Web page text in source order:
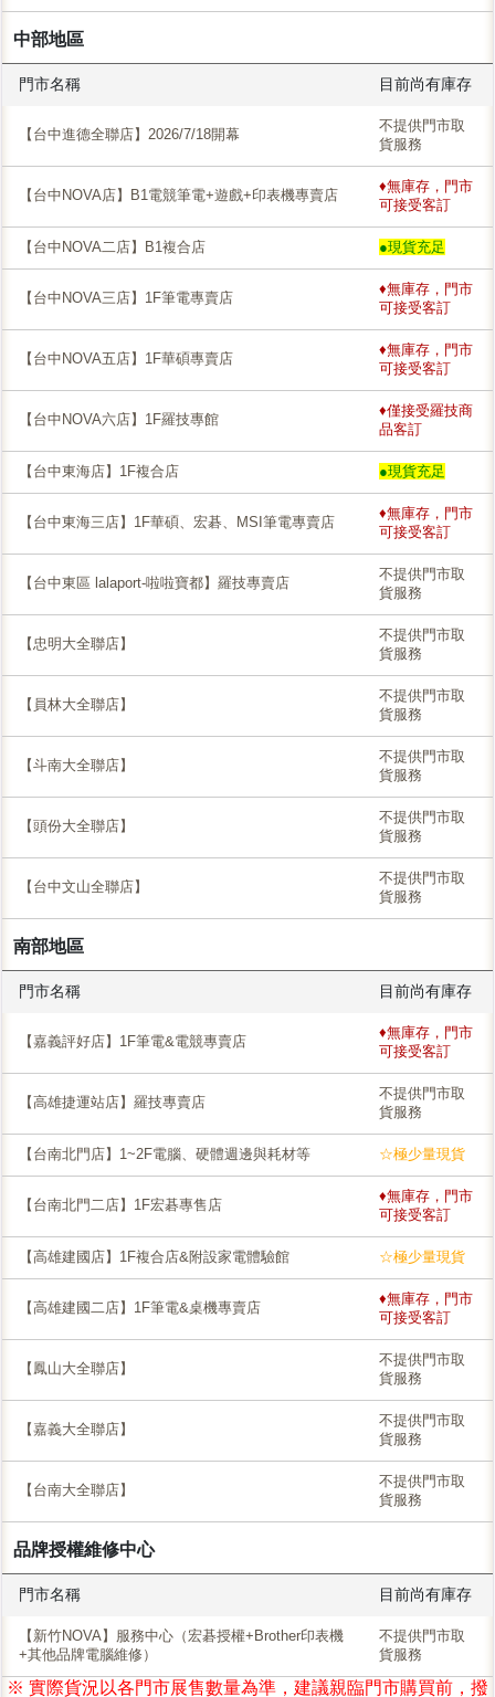
中部地區
門市名稱 目前尚有庫存
【台中進德全聯店】2026/7/18開幕
不提供門市取
貨服務
【台中NOVA店】B1電競筆電+遊戲+印表機專賣店
♦無庫存，門市
可接受客訂
【台中NOVA二店】B1複合店 ●現貨充足
【台中NOVA三店】1F筆電專賣店
♦無庫存，門市
可接受客訂
【台中NOVA五店】1F華碩專賣店
♦無庫存，門市
可接受客訂
【台中NOVA六店】1F羅技專館
♦僅接受羅技商
品客訂
【台中東海店】1F複合店 ●現貨充足
【台中東海三店】1F華碩、宏碁、MSI筆電專賣店
♦無庫存，門市
可接受客訂
【台中東區 lalaport-啦啦寶都】羅技專賣店
不提供門市取
貨服務
【忠明大全聯店】
不提供門市取
貨服務
【員林大全聯店】
不提供門市取
貨服務
【斗南大全聯店】
不提供門市取
貨服務
【頭份大全聯店】
不提供門市取
貨服務
【台中文山全聯店】
不提供門市取
貨服務
南部地區
門市名稱 目前尚有庫存
【嘉義評好店】1F筆電&電競專賣店
♦無庫存，門市
可接受客訂
【高雄捷運站店】羅技專賣店
不提供門市取
貨服務
【台南北門店】1~2F電腦、硬體週邊與耗材等 ☆極少量現貨
【台南北門二店】1F宏碁專售店
♦無庫存，門市
可接受客訂
【高雄建國店】1F複合店&附設家電體驗館 ☆極少量現貨
【高雄建國二店】1F筆電&桌機專賣店
♦無庫存，門市
可接受客訂
【鳳山大全聯店】
不提供門市取
貨服務
【嘉義大全聯店】
不提供門市取
貨服務
【台南大全聯店】
不提供門市取
貨服務
品牌授權維修中心
門市名稱 目前尚有庫存
【新竹NOVA】服務中心（宏碁授權+Brother印表機
+其他品牌電腦維修）
不提供門市取
貨服務
※ 實際貨況以各門市展售數量為準，建議親臨門市購買前，撥